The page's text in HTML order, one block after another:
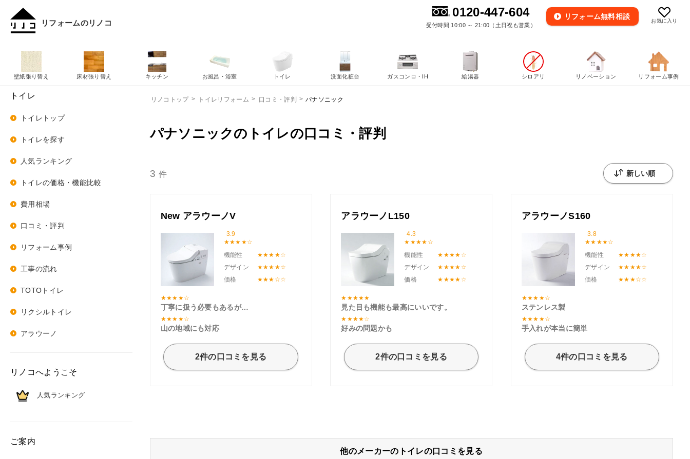
リフォームのリノコ お気に入り
0120-447-604
受付時間 10:00 ～ 21:00（土日祝も営業）
リフォーム無料相談
リノコトップ トイレリフォーム 口コミ・評判 パナソニック
パナソニックのトイレの口コミ・評判
3 件
New アラウーノV
3.9
機能性
デザイン
価格
丁寧に扱う必要もあるが…
山の地域にも対応
2件の口コミを見る
アラウーノL150
4.3
機能性
デザイン
価格
見た目も機能も最高にいいです。
好みの問題かも
2件の口コミを見る
アラウーノS160
3.8
機能性
デザイン
価格
ステンレス製
手入れが本当に簡単
4件の口コミを見る
他のメーカーのトイレの口コミを見る
壁紙張り替え 床材張り替え キッチン お風呂・浴室 トイレ 洗面化粧台 ガスコンロ・IH 給湯器 シロアリ リノベーション リフォーム事例
トイレ
トイレトップ
トイレを探す
人気ランキング
トイレの価格・機能比較
費用相場
口コミ・評判
リフォーム事例
工事の流れ
TOTOトイレ
リクシルトイレ
アラウーノ
リノコへようこそ
人気ランキング
ご案内